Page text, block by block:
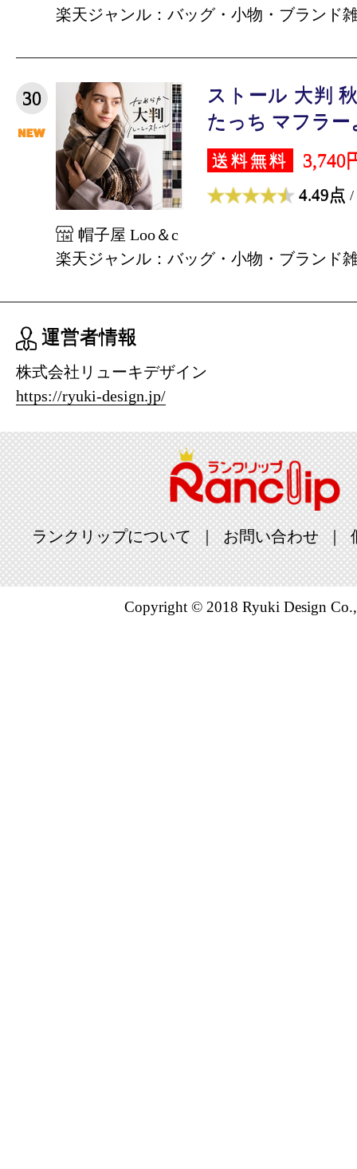
楽天ジャンル：バッグ・小物・ブランド
30
ストール 大判
たっち マフラー
送料無料 3,740
4.49点 /
帽子屋 Loo＆c
楽天ジャンル：バッグ・小物・ブランド
運営者情報
株式会社リューキデザイン
https://ryuki-design.jp/
ランクリップについて お問い合わせ
Copyright © 2018 Ryuki Design